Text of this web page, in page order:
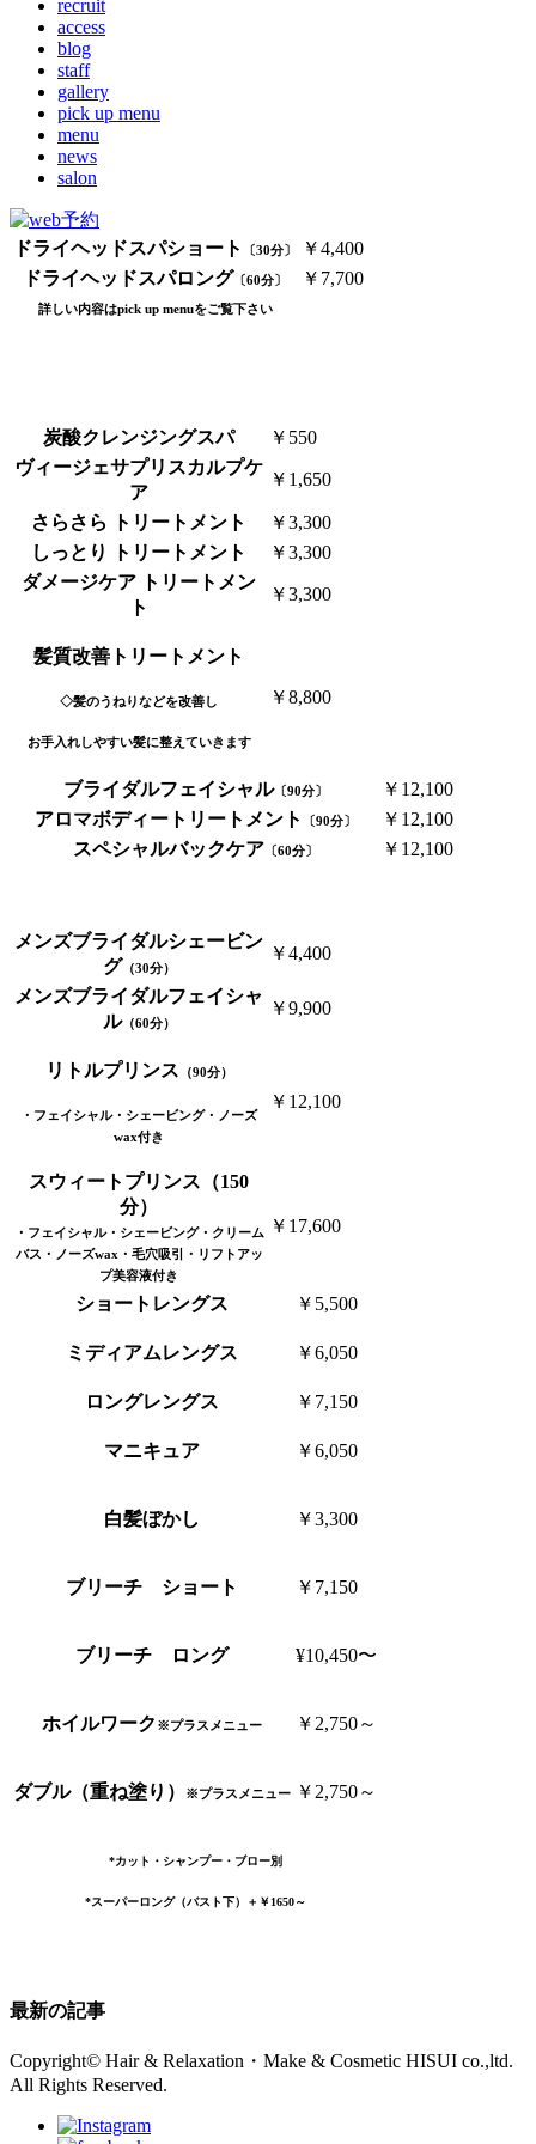
recruit
access
blog
staff
gallery
pick up menu
menu
news
salon
ドライヘッドスパショート 〔30分 〕
￥4,400
ドライヘッドスパロング 〔60分〕 ￥7,700
詳しい内容はpick up menuをご覧下さい
炭酸クレンジングスパ
￥550
ヴィージェサプリスカルプケ
ア
￥1,650
さらさら トリートメント
￥3,300
しっとり トリートメント
￥3,300
ダメージケア トリートメン
ト
￥3,300
髪質改善トリートメント
◇髪のうねりなどを改善し
お手入れしやすい髪に整えていきます
￥8,800
ブライダルフェイシャル〔90分〕
￥12,100
アロマボディートリートメント
〔90分〕
￥12,100
スペシャルバックケア 〔60分〕 ￥12,100
メンズブライダルシェービン
グ （30分）
￥4,400
メンズブライダルフェイシャ
ル（60分）
￥9,900
リトルプリンス （90分）
・フェイシャル・シェービング・ノーズ
wax付き
￥12,100
スウィートプリンス（150
分）
・フェイシャル・シェービング・クリーム
バス・ノーズwax・毛穴吸引・リフトアッ
プ美容液付き
￥17,600
ショートレングス ￥5,500
ミディアムレングス ￥6,050
ロングレングス ￥7,150
マニキュア ￥6,050
白髪ぼかし ￥3,300
ブリーチ ショート ￥7,150
ブリーチ ロング ¥10,450〜
ホイルワーク ※プラスメニュー ￥2,750～
ダブル（重ね塗り） ※プラスメニュー ￥2,750～
*カット・シャンプー・ブロー別
*スーパーロング（バスト下）＋￥1650～
最新の記事
Copyright© Hair & Relaxation・Make & Cosmetic HISUI co.,ltd.
All Rights Reserved.